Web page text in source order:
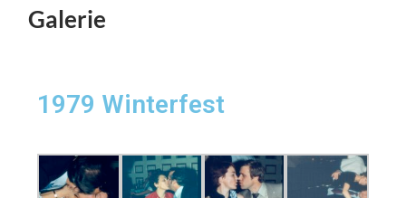
Galerie
1979 Winterfest